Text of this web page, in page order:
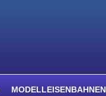
MODELLEISENBAHNEN